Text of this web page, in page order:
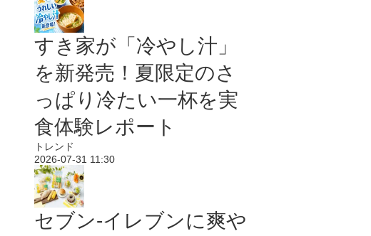
すき家が「冷やし汁」
を新発売！夏限定のさ
っぱり冷たい一杯を実
食体験レポート
トレンド
2026-07-31 11:30
セブン‐イレブンに爽や